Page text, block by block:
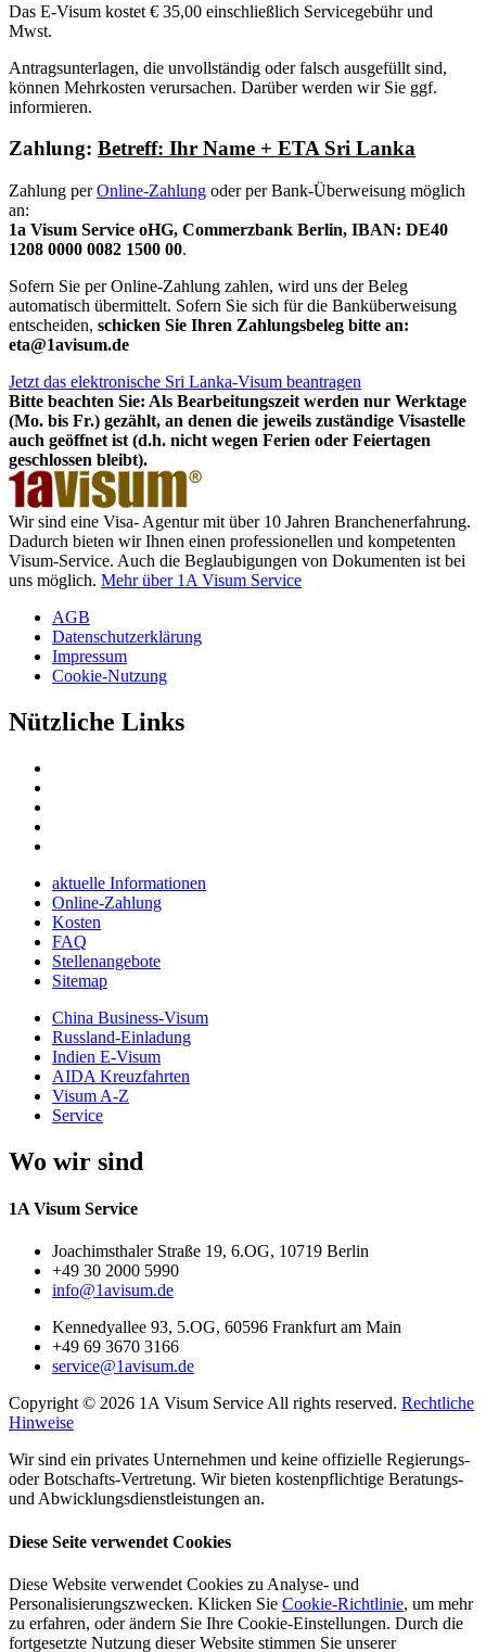
Das E-Visum kostet € 35,00 einschließlich Servicegebühr und
Mwst.
Antragsunterlagen, die unvollständig oder falsch ausgefüllt sind,
können Mehrkosten verursachen. Darüber werden wir Sie ggf.
informieren.
Zahlung: Betreff: Ihr Name + ETA Sri Lanka
Zahlung perOnline-Zahlung oder per Bank-Überweisung möglich
an:
1a Visum Service oHG, Commerzbank Berlin, IBAN: DE40
1208 0000 0082 1500 00.
Sofern Sie per Online-Zahlung zahlen, wird uns der Beleg
automatisch übermittelt. Sofern Sie sich für die Banküberweisung
entscheiden, schicken Sie Ihren Zahlungsbeleg bitte an:
eta@1avisum.de
Jetzt das elektronische Sri Lanka-Visum beantragen
Bitte beachten Sie: Als Bearbeitungszeit werden nur Werktage
(Mo. bis Fr.) gezählt, an denen die jeweils zuständige Visastelle
auch geöffnet ist (d.h. nicht wegen Ferien oder Feiertagen
geschlossen bleibt).
Wir sind eine Visa- Agentur mit über 10 Jahren Branchenerfahrung.
Dadurch bieten wir Ihnen einen professionellen und kompetenten
Visum-Service. Auch die Beglaubigungen von Dokumenten ist bei
uns möglich. Mehr über 1A Visum Service
AGB
Datenschutzerklärung
Impressum
Cookie-Nutzung
Nützliche Links
aktuelle Informationen
Online-Zahlung
Kosten
FAQ
Stellenangebote
Sitemap
China Business-Visum
Russland-Einladung
Indien E-Visum
AIDA Kreuzfahrten
Visum A-Z
Service
Wo wir sind
1A Visum Service
Joachimsthaler Straße 19, 6.OG, 10719 Berlin
+49 30 2000 5990
info@1avisum.de
Kennedyallee 93, 5.OG, 60596 Frankfurt am Main
+49 69 3670 3166
service@1avisum.de
Copyright © 2026 1A Visum Service All rights reserved. Rechtliche
Hinweise
Wir sind ein privates Unternehmen und keine offizielle Regierungs-
oder Botschafts-Vertretung. Wir bieten kostenpflichtige Beratungs-
und Abwicklungsdienstleistungen an.
Diese Seite verwendet Cookies
Diese Website verwendet Cookies zu Analyse- und
Personalisierungszwecken. Klicken Sie Cookie-Richtlinie, um mehr
zu erfahren, oder ändern Sie Ihre Cookie-Einstellungen. Durch die
fortgesetzte Nutzung dieser Website stimmen Sie unserer